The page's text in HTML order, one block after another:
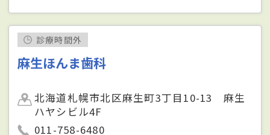
診療時間外
麻生ほんま歯科
北海道札幌市北区麻生町3丁目10-13 麻生
ハヤシビル4F
011-758-6480